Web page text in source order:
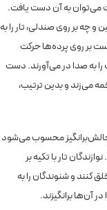
می‌توان به آن دست یافت.
و چه بر روی صندلی، تار را به
بر روی پرده‌ها حرکت
به صدا در می‌آورند. دست
می‌زند و بدین ترتیب،
محسوب می‌شود
تار با تکیه بر
کنند و شنوندگان را به
آن‌ها برانگیزند.